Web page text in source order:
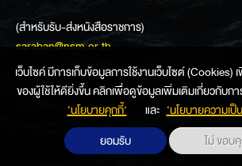
(สำหรับรับ-ส่งหนังสือราชการ)
saraban@nsm.or.th
เว็บไซค์ มีการเก็บข้อมูลการใช้งานเว็บไซต์
ของผู้ใช้ให้ดียิ่งขึ้น คลิกเพื่อดูข้อมูลเพิ่มเติมเกี่ยวกับกา
‘นโยบายคุกกี้’
และ ‘นโยบายความเ
ยอมรับ
ไม่ ขอ